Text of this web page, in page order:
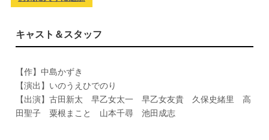
キャスト＆スタッフ
【作】中島かずき
【演出】いのうえひでのり
【出演】古田新太 早乙女太一 早乙女友貴 久保史緒里 高
田聖子 粟根まこと 山本千尋 池田成志